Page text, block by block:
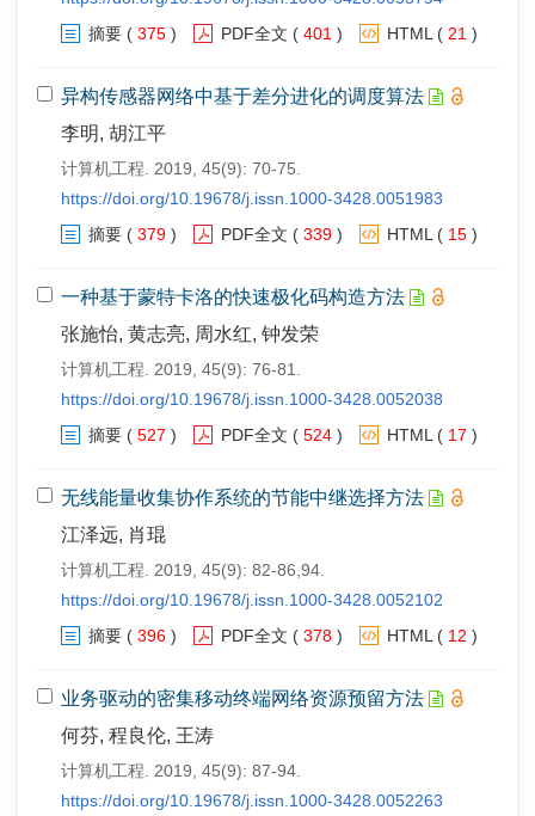
摘要 ( 375 ) PDF全文 ( 401 ) HTML ( 21 )
异构传感器网络中基于差分进化的调度算法
李明, 胡江平
计算机工程. 2019, 45(9): 70-75.
https://doi.org/10.19678/j.issn.1000-3428.0051983
摘要 ( 379 ) PDF全文 ( 339 ) HTML ( 15 )
一种基于蒙特卡洛的快速极化码构造方法
张施怡, 黄志亮, 周水红, 钟发荣
计算机工程. 2019, 45(9): 76-81.
https://doi.org/10.19678/j.issn.1000-3428.0052038
摘要 ( 527 ) PDF全文 ( 524 ) HTML ( 17 )
无线能量收集协作系统的节能中继选择方法
江泽远, 肖琨
计算机工程. 2019, 45(9): 82-86,94.
https://doi.org/10.19678/j.issn.1000-3428.0052102
摘要 ( 396 ) PDF全文 ( 378 ) HTML ( 12 )
业务驱动的密集移动终端网络资源预留方法
何芬, 程良伦, 王涛
计算机工程. 2019, 45(9): 87-94.
https://doi.org/10.19678/j.issn.1000-3428.0052263